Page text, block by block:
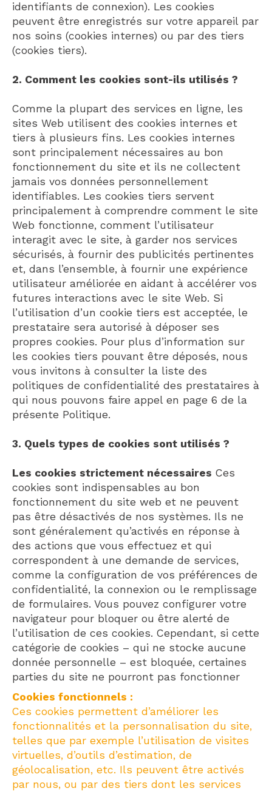
identifiants de connexion). Les cookies
peuvent être enregistrés sur votre appareil par
nos soins (cookies internes) ou par des tiers
(cookies tiers).
2. Comment les cookies sont-ils utilisés ?
Comme la plupart des services en ligne, les
sites Web utilisent des cookies internes et
tiers à plusieurs fins. Les cookies internes
sont principalement nécessaires au bon
fonctionnement du site et ils ne collectent
jamais vos données personnellement
identifiables. Les cookies tiers servent
principalement à comprendre comment le site
Web fonctionne, comment l’utilisateur
interagit avec le site, à garder nos services
sécurisés, à fournir des publicités pertinentes
et, dans l’ensemble, à fournir une expérience
utilisateur améliorée en aidant à accélérer vos
futures interactions avec le site Web. Si
l’utilisation d’un cookie tiers est acceptée, le
prestataire sera autorisé à déposer ses
propres cookies. Pour plus d’information sur
les cookies tiers pouvant être déposés, nous
vous invitons à consulter la liste des
politiques de confidentialité des prestataires à
qui nous pouvons faire appel en page 6 de la
présente Politique.
3. Quels types de cookies sont utilisés ?
Les cookies strictement nécessaires Ces
cookies sont indispensables au bon
fonctionnement du site web et ne peuvent
pas être désactivés de nos systèmes. Ils ne
sont généralement qu’activés en réponse à
des actions que vous effectuez et qui
correspondent à une demande de services,
comme la configuration de vos préférences de
confidentialité, la connexion ou le remplissage
de formulaires. Vous pouvez configurer votre
navigateur pour bloquer ou être alerté de
l’utilisation de ces cookies. Cependant, si cette
catégorie de cookies – qui ne stocke aucune
donnée personnelle – est bloquée, certaines
parties du site ne pourront pas fonctionner
Cookies fonctionnels :
Ces cookies permettent d’améliorer les
fonctionnalités et la personnalisation du site,
telles que par exemple l’utilisation de visites
virtuelles, d’outils d’estimation, de
géolocalisation, etc. Ils peuvent être activés
par nous, ou par des tiers dont les services